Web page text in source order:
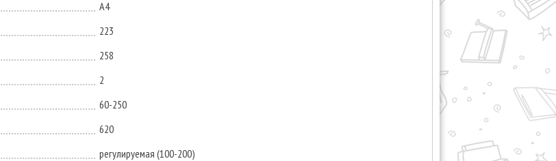
А4
223
258
2
60-250
620
регулируемая (100-200)